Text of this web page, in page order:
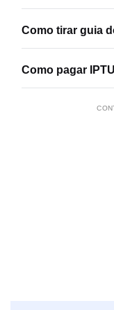
Como tirar guia
Como pagar